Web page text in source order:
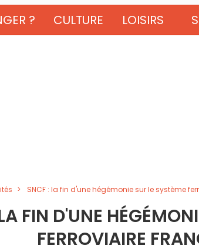
? CULTURE LOISIRS
SNCF : la fin d'une hégémonie sur le système
FIN D'UNE
FERROVIAIRE